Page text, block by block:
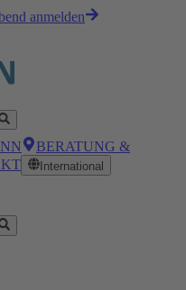
anmelden
BERATUNG &
International